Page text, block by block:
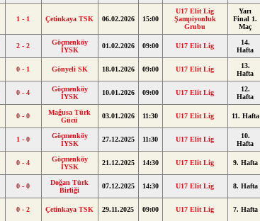
1 - 1 Çetinkaya TSK 06.02.2026 15:00
U17 Elit Lig
Şampiyonluk
Grubu
Yarı
Final 1.
Maç
2 - 2
Göçmenköy
İYSK
01.02.2026 09:00 U17 Elit Lig
14.
Hafta
0 - 1 Gönyeli SK 18.01.2026 09:00 U17 Elit Lig
13.
Hafta
0 - 4
Göçmenköy
İYSK
10.01.2026 09:00 U17 Elit Lig
12.
Hafta
0 - 0
Mağusa Türk
Gücü
03.01.2026 11:30 U17 Elit Lig 11. Hafta
1 - 0
Göçmenköy
İYSK
27.12.2025 11:30 U17 Elit Lig
10.
Hafta
0 - 4
Göçmenköy
İYSK
21.12.2025 14:30 U17 Elit Lig 9. Hafta
0 - 0
Doğan Türk
Birliği
07.12.2025 14:30 U17 Elit Lig 8. Hafta
0 - 2 Çetinkaya TSK 29.11.2025 09:00 U17 Elit Lig 7. Hafta